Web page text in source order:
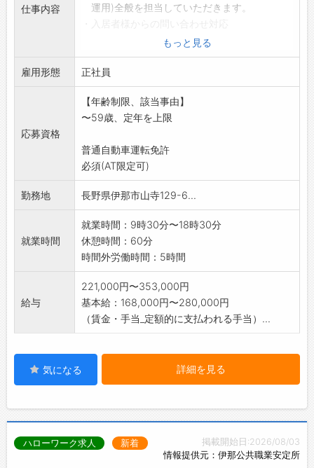
仕事内容
運用)全般を担当していただきます。
・建物の定期巡回による点検、保全
・改修工事の提案、発注、完了確認
変更範囲:店舗スタッフ、一般事務、アシスタン
ト業務
※応募する方は、ハローワークの紹介状をお持
ちください。
もっと見る
雇用形態 正社員
応募資格
【年齢制限、該当事由】
〜59歳、定年を上限
普通自動車運転免許
必須(AT限定可)
勤務地 長野県伊那市山寺129-6...
就業時間
就業時間：9時30分〜18時30分
休憩時間：60分
時間外労働時間：5時間
給与
221,000円〜353,000円
基本給：168,000円〜280,000円
（賃金・手当_定額的に支払われる手当）...
気になる 詳細を見る
掲載開始日:2026/08/03
情報提供元：伊那公共職業安定所
ハローワーク求人 新着